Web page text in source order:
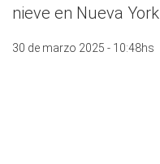
nieve en Nueva York
30 de marzo 2025 - 10:48hs